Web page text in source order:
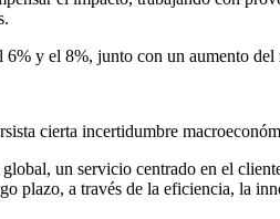
6% y el 8%, junto con un aumento
cierta incertidumbre
un servicio centrado en el
plazo, a través de la eficiencia, la